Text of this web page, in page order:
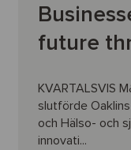
future
KVARTALSVIS
slutförde
och Hälso- och
innovati...